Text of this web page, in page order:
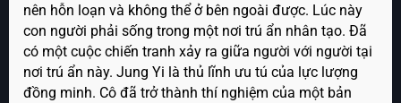
nên hỗn loạn và không thể ở bên ngoài được. Lúc này
con người phải sống trong một nơi trú ẩn nhân tạo. Đã
có một cuộc chiến tranh xảy ra giữa người với người tại
nơi trú ẩn này. Jung Yi là thủ lĩnh ưu tú của lực lượng
đồng minh. Cô đã trở thành thí nghiệm của một bản